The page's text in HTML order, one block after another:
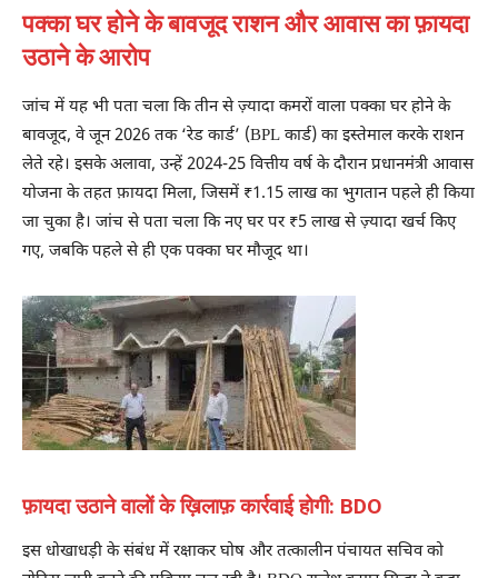
पक्का घर होने के बावजूद राशन और आवास का फ़ायदा
उठाने के आरोप
जांच में यह भी पता चला कि तीन से ज़्यादा कमरों वाला पक्का घर होने के
बावजूद, वे जून 2026 तक ‘रेड कार्ड’ (BPL कार्ड) का इस्तेमाल करके राशन
लेते रहे। इसके अलावा, उन्हें 2024-25 वित्तीय वर्ष के दौरान प्रधानमंत्री आवास
योजना के तहत फ़ायदा मिला, जिसमें ₹1.15 लाख का भुगतान पहले ही किया
जा चुका है। जांच से पता चला कि नए घर पर ₹5 लाख से ज़्यादा खर्च किए
गए, जबकि पहले से ही एक पक्का घर मौजूद था।
फ़ायदा उठाने वालों के ख़िलाफ़ कार्रवाई होगी: BDO
इस धोखाधड़ी के संबंध में रक्षाकर घोष और तत्कालीन पंचायत सचिव को